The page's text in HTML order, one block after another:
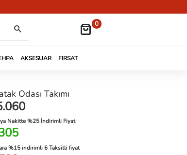
0
AKSESUAR FIRSAT
Odası Takımı
Nakitte %25 İndirimli Fiyat
%15 indirimli 6 Taksitli fiyat